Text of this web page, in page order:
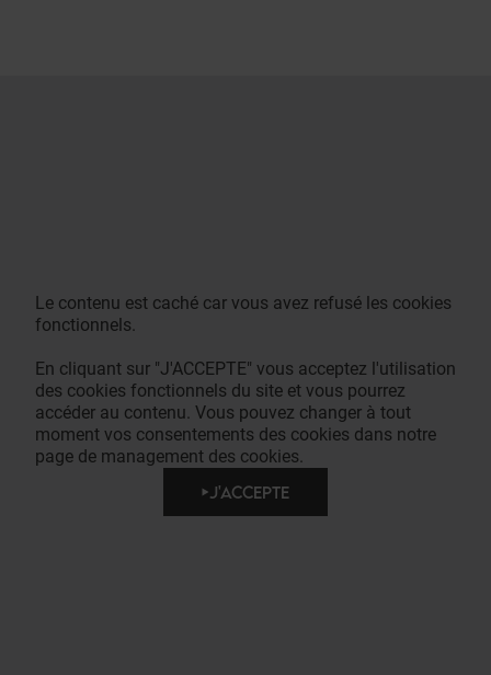
Le contenu est caché car vous avez refusé les cookies
fonctionnels.
En cliquant sur "J'ACCEPTE" vous acceptez l'utilisation
des cookies fonctionnels du site et vous pourrez
accéder au contenu. Vous pouvez changer à tout
moment vos consentements des cookies dans notre
page de management des cookies.
J'ACCEPTE